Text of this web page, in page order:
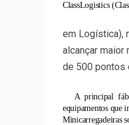
ClassLogistics
em Logística),
alcançar
de 500 pontos
A principal
equipamentos que
Minicarregadeiras